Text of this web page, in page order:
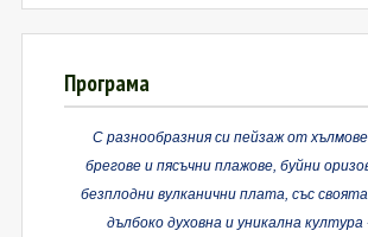
Програма
С разнообразния си пейзаж от
брегове и пясъчни плажове, буйни
безплодни вулканични плата, със
дълбоко духовна и уникална култура